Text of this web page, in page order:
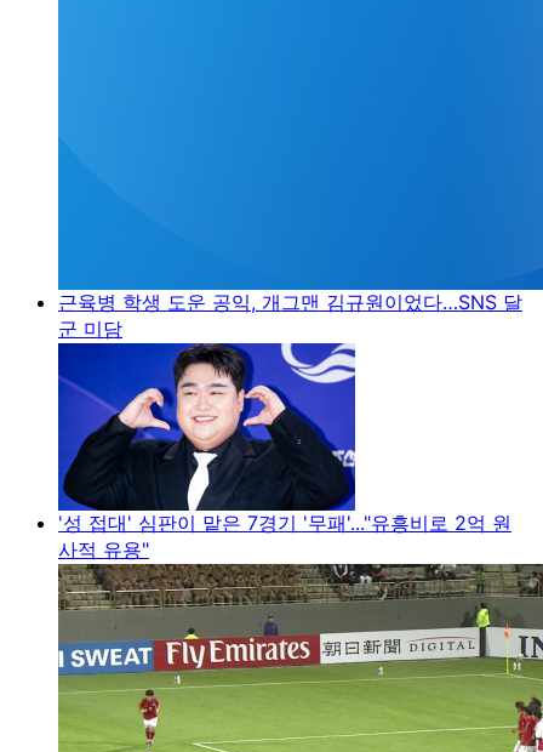
근육병 학생 도운 공익, 개그맨 김규원이었다…SNS 달
군 미담
'성 접대' 심판이 맡은 7경기 '무패'..."유흥비로 2억 원
사적 유용"